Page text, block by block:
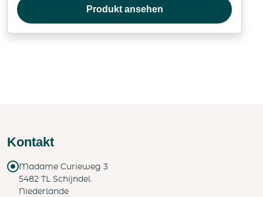
Produkt ansehen
Kontakt
Madame Curieweg 3
5482 TL Schijndel
Niederlande